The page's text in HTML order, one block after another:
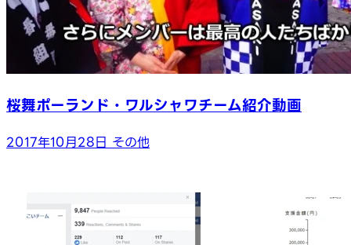
桜舞ポーランド・ワルシャワチーム紹介動画
2017年10月28日 その他